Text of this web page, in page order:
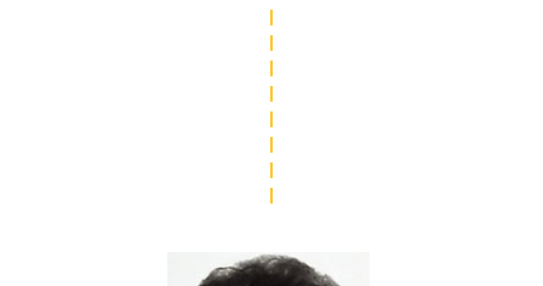
|
|
|
|
|
|
|
|